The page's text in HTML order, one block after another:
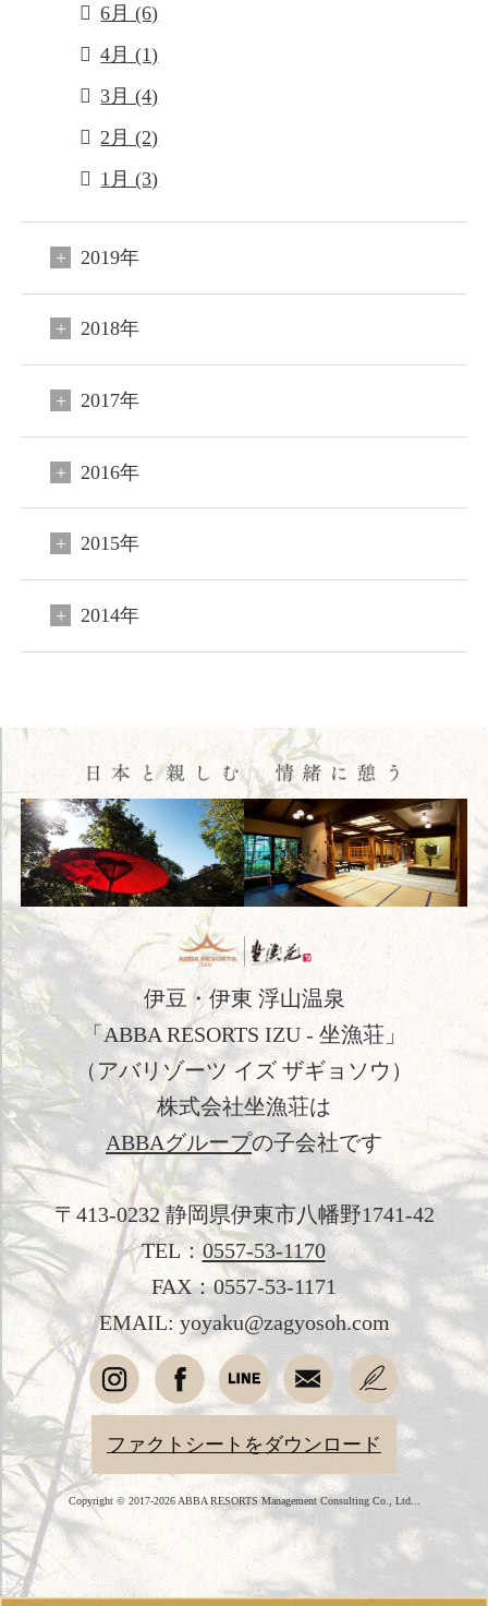
6月 (6)
4月 (1)
3月 (4)
2月 (2)
1月 (3)
2019年
2018年
2017年
2016年
2015年
2014年
伊豆・伊東 浮山温泉
「ABBA RESORTS IZU - 坐漁荘」
（アバリゾーツ イズ ザギョソウ）
株式会社坐漁荘は
ABBAグループの子会社です
〒413-0232 静岡県伊東市八幡野1741-42
TEL：0557-53-1170
FAX：0557-53-1171
EMAIL: yoyaku@zagyosoh.com
ファクトシートをダウンロード
Copyright © 2017-2026 ABBA RESORTS Management Consulting Co., Ltd...
コンセプト
客室
料理
温泉
館内施設
アクセス
新着情報
日本文化体験
観光のご案内
フォトギャラリー
おすすめ宿泊プラン
お問い合わせ
よくあるご質問
プライバシーポリシー
会社概要
採用情報
愛犬と過ごす
オンラインショップ